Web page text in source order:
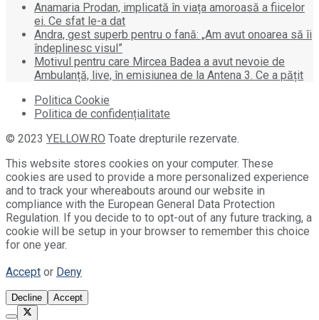
Anamaria Prodan, implicată în viața amoroasă a fiicelor
ei. Ce sfat le-a dat
Andra, gest superb pentru o fană: „Am avut onoarea să îi
îndeplinesc visul”
Motivul pentru care Mircea Badea a avut nevoie de
Ambulanță, live, în emisiunea de la Antena 3. Ce a pățit
Politica Cookie
Politica de confidențialitate
© 2023 YELLOW.RO Toate drepturile rezervate.
This website stores cookies on your computer. These
cookies are used to provide a more personalized experience
and to track your whereabouts around our website in
compliance with the European General Data Protection
Regulation. If you decide to to opt-out of any future tracking, a
cookie will be setup in your browser to remember this choice
for one year.
Accept or Deny
Decline Accept